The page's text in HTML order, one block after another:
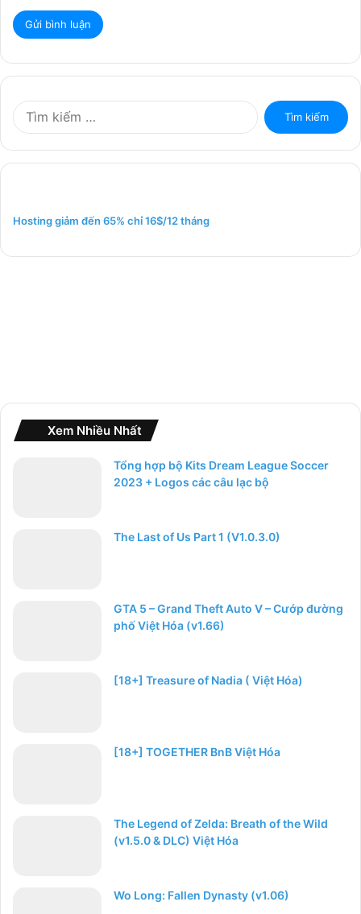
k
o
Hosting giảm đến 65% chỉ 16$/12 tháng
Xem Nhiều Nhất
Tổng hợp bộ Kits Dream League Soccer
2023 + Logos các câu lạc bộ
The Last of Us Part 1 (V1.0.3.0)
GTA 5 – Grand Theft Auto V – Cướp đường
phố Việt Hóa (v1.66)
[18+] Treasure of Nadia ( Việt Hóa)
[18+] TOGETHER BnB Việt Hóa
The Legend of Zelda: Breath of the Wild
(v1.5.0 & DLC) Việt Hóa
Wo Long: Fallen Dynasty (v1.06)